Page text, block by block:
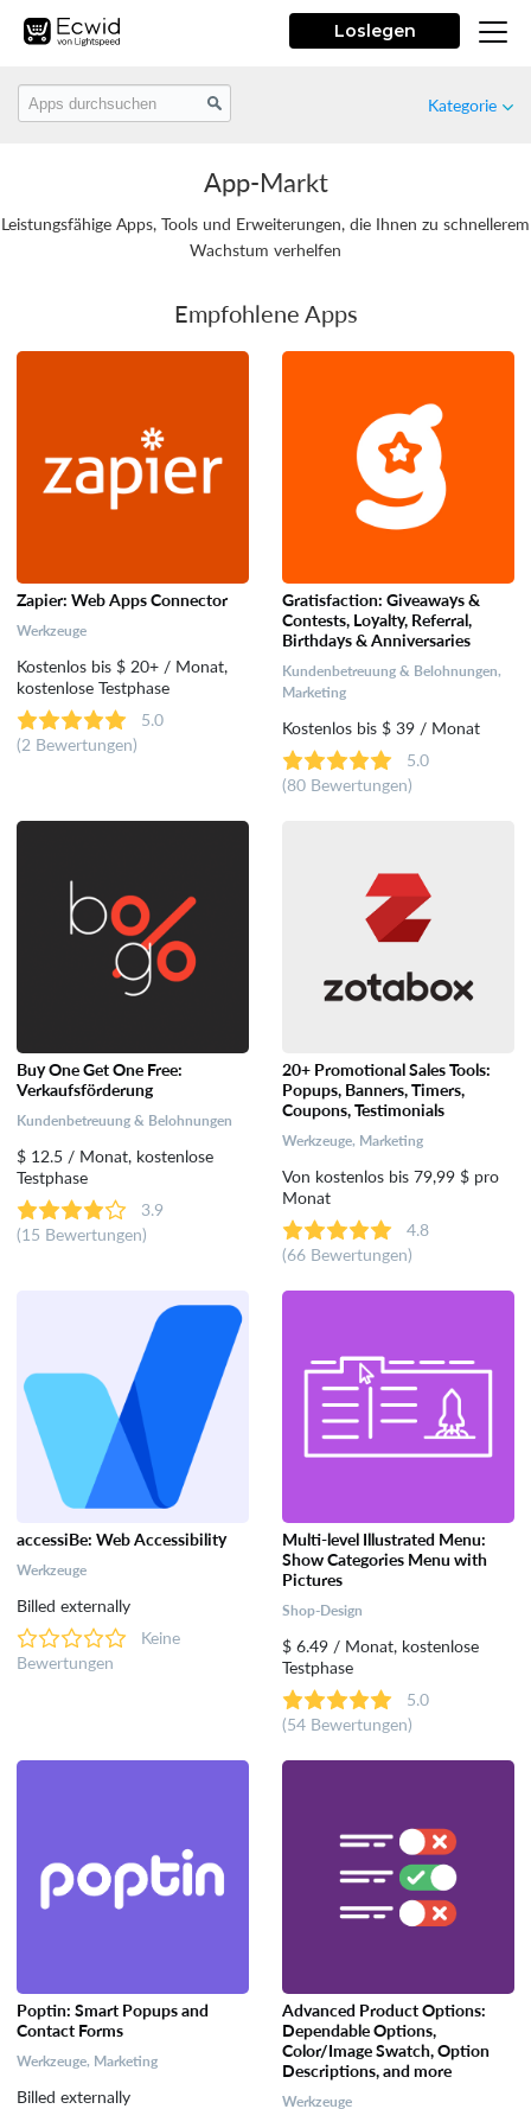
Loslegen
Kategorie
Empfohlen
Shop-Design
Katalog- und Bestellverwaltung
Auf Marktplätzen verkaufen
Analysen und Berichte
App-Markt
Leistungsfähige Apps, Tools und Erweiterungen, die Ihnen zu schnellerem
Wachstum verhelfen
Empfohlene Apps
Zapier: Web Apps Connector
Werkzeuge
Kostenlos bis $ 20+ / Monat,
kostenlose Testphase
5.0
(2 Bewertungen)
Gratisfaction: Giveaways &
Contests, Loyalty, Referral,
Birthdays & Anniversaries
Kundenbetreuung & Belohnungen,
Marketing
Kostenlos bis $ 39 / Monat
5.0
(80 Bewertungen)
Buy One Get One Free:
Verkaufsförderung
Kundenbetreuung & Belohnungen
$ 12.5 / Monat, kostenlose
Testphase
3.9
(15 Bewertungen)
20+ Promotional Sales Tools:
Popups, Banners, Timers,
Coupons, Testimonials
Werkzeuge, Marketing
Von kostenlos bis 79,99 $ pro
Monat
4.8
(66 Bewertungen)
accessiBe: Web Accessibility
Werkzeuge
Billed externally
Keine
Bewertungen
Multi-level Illustrated Menu:
Show Categories Menu with
Pictures
Shop-Design
$ 6.49 / Monat, kostenlose
Testphase
5.0
(54 Bewertungen)
Poptin: Smart Popups and
Contact Forms
Werkzeuge, Marketing
Billed externally
Advanced Product Options:
Dependable Options,
Color/Image Swatch, Option
Descriptions, and more
Werkzeuge